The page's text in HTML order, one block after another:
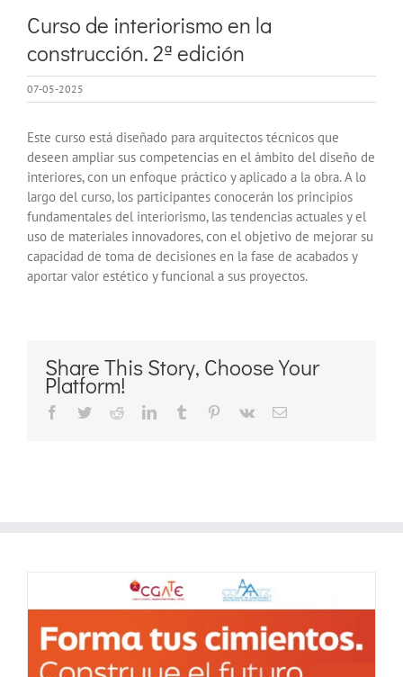
Curso de interiorismo en la
construcción. 2ª edición
07-05-2025
Este curso está diseñado para arquitectos técnicos que
deseen ampliar sus competencias en el ámbito del diseño de
interiores, con un enfoque práctico y aplicado a la obra. A lo
largo del curso, los participantes conocerán los principios
fundamentales del interiorismo, las tendencias actuales y el
uso de materiales innovadores, con el objetivo de mejorar su
capacidad de toma de decisiones en la fase de acabados y
aportar valor estético y funcional a sus proyectos.
Share This Story, Choose Your
Platform!
Facebook
TwitterRedditLinkedInTumblr Pinterest
Vk
Correo